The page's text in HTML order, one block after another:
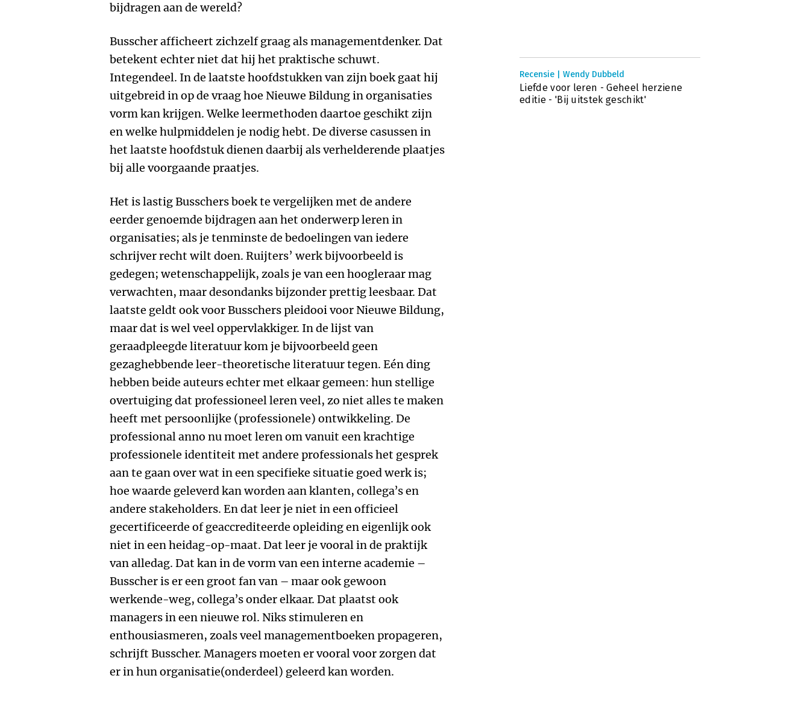
bijdragen aan de wereld?
Busscher afficheert zichzelf graag als managementdenker. Dat
betekent echter niet dat hij het praktische schuwt.
Integendeel. In de laatste hoofdstukken van zijn boek gaat hij
uitgebreid in op de vraag hoe Nieuwe Bildung in organisaties
vorm kan krijgen. Welke leermethoden daartoe geschikt zijn
en welke hulpmiddelen je nodig hebt. De diverse casussen in
het laatste hoofdstuk dienen daarbij als verhelderende plaatjes
bij alle voorgaande praatjes.
Het is lastig Busschers boek te vergelijken met de andere
eerder genoemde bijdragen aan het onderwerp leren in
organisaties; als je tenminste de bedoelingen van iedere
schrijver recht wilt doen. Ruijters’ werk bijvoorbeeld is
gedegen; wetenschappelijk, zoals je van een hoogleraar mag
verwachten, maar desondanks bijzonder prettig leesbaar. Dat
laatste geldt ook voor Busschers pleidooi voor Nieuwe Bildung,
maar dat is wel veel oppervlakkiger. In de lijst van
geraadpleegde literatuur kom je bijvoorbeeld geen
gezaghebbende leer-theoretische literatuur tegen. Eén ding
hebben beide auteurs echter met elkaar gemeen: hun stellige
overtuiging dat professioneel leren veel, zo niet alles te maken
heeft met persoonlijke (professionele) ontwikkeling. De
professional anno nu moet leren om vanuit een krachtige
professionele identiteit met andere professionals het gesprek
aan te gaan over wat in een specifieke situatie goed werk is;
hoe waarde geleverd kan worden aan klanten, collega’s en
andere stakeholders. En dat leer je niet in een officieel
gecertificeerde of geaccrediteerde opleiding en eigenlijk ook
niet in een heidag-op-maat. Dat leer je vooral in de praktijk
van alledag. Dat kan in de vorm van een interne academie –
Busscher is er een groot fan van – maar ook gewoon
werkende-weg, collega’s onder elkaar. Dat plaatst ook
managers in een nieuwe rol. Niks stimuleren en
enthousiasmeren, zoals veel managementboeken propageren,
schrijft Busscher. Managers moeten er vooral voor zorgen dat
er in hun organisatie(onderdeel) geleerd kan worden.
Recensie | Wendy Dubbeld
Liefde voor leren - Geheel herziene
editie - 'Bij uitstek geschikt'